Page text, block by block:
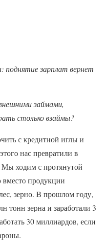
поднятие зарплат вернет
займами,
столько взаймы?
с кредитной иглы и
нас превратили в
ходим с протянутой
вместо продукции
зерно. В прошлом году,
тонн зерна и заработали 3
30 миллиардов, если